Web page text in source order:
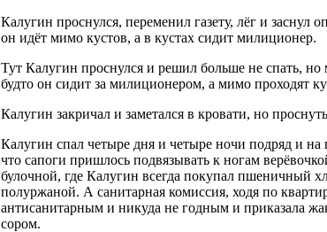
Калугин проснулся, переменил газету, лёг и заснул
он идёт мимо кустов, а в кустах сидит милиционер.
Тут Калугин проснулся и решил больше не спать, но
будто он сидит за милиционером, а мимо проходят
Калугин закричал и заметался в кровати, но
Калугин спал четыре дня и четыре ночи подряд и
что сапоги пришлось подвязывать к ногам
булочной, где Калугин всегда покупал пшеничный
полуржаной. А санитарная комиссия, ходя по
антисанитарным и никуда не годным и приказала
сором.